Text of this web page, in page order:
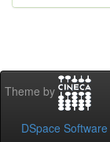
Theme by
DSpace Software